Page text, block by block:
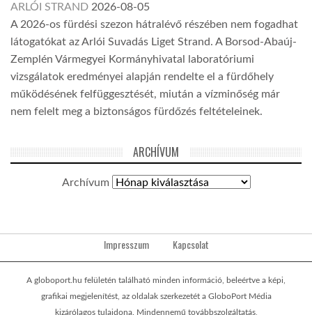
ARLÓI STRAND 2026-08-05
A 2026-os fürdési szezon hátralévő részében nem fogadhat
látogatókat az Arlói Suvadás Liget Strand. A Borsod-Abaúj-
Zemplén Vármegyei Kormányhivatal laboratóriumi
vizsgálatok eredményei alapján rendelte el a fürdőhely
működésének felfüggesztését, miután a vízminőség már
nem felelt meg a biztonságos fürdőzés feltételeinek.
ARCHÍVUM
Archívum
Impresszum Kapcsolat
A globoport.hu felületén található minden információ, beleértve a képi,
grafikai megjelenítést, az oldalak szerkezetét a GloboPort Média
kizárólagos tulajdona. Mindennemű továbbszolgáltatás,